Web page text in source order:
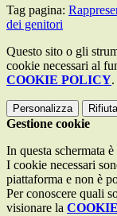
Tag pagina:
dei genitori
Questo sito o gli
cookie necessari al
COOKIE POLICY.
Personalizza
Gestione cookie
In questa schermata
I cookie necessari
piattaforma e non è
Per conoscere quali
visionare la